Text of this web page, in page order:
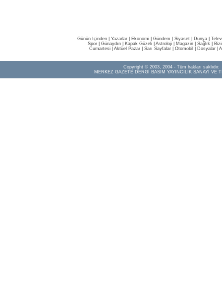
Günün İçinden Yazarlar Ekonomi Gündem Siyaset Dünya |
Spor
Günaydın Kapak Güzeli Astroloji Magazin Sağlık
Cumartesi| Aktüel Pazar| Sarı Sayfalar| Otomobil Dosyalar|
Copyright © 2003, 2004 - Tüm hakları saklıdır.
MERKEZ GAZETE DERGİ BASIM YAYINCILIK SANAYİ VE